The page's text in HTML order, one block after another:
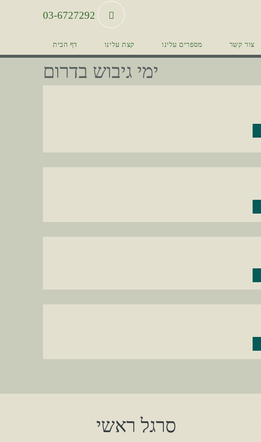
דף הבית קצת עלינו מספרים עלינו צור קשר
ימי גיבוש בדרום
סרגל ראשי